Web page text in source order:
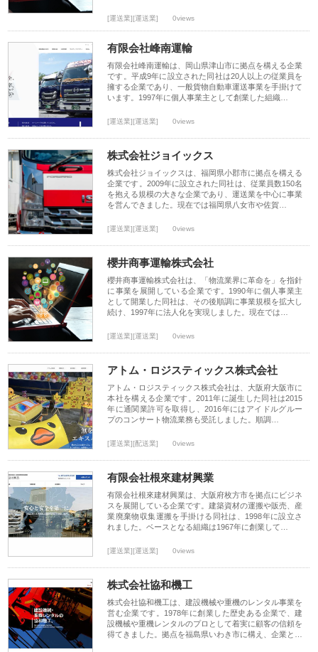
[運送業][運送業] 0views
有限会社峰南運輸
有限会社峰南運輸は、岡山県津山市に拠点を構える企業
です。平成9年に設立された同社は20人以上の従業員を
擁する企業であり、一般貨物自動車運送事業を手掛けて
います。1997年に個人事業主として創業した組織…
[運送業][運送業] 0views
株式会社ジョイックス
株式会社ジョイックスは、福岡県小郡市に拠点を構える
企業です。2009年に設立された同社は、従業員数150名
を抱える規模の大きな企業であり、運送業を中心に事業
を営んできました。現在では福岡県八女市や佐賀…
[運送業][運送業] 0views
櫻井商事運輸株式会社
櫻井商事運輸株式会社は、「物流業界に革命を」を指針
に事業を展開している企業です。1990年に個人事業主
として開業した同社は、その後順調に事業規模を拡大し
続け、1997年に法人化を実現しました。現在では…
[運送業][運送業] 0views
アトム・ロジスティックス株式会社
アトム・ロジスティックス株式会社は、大阪府大阪市に
本社を構える企業です。2011年に誕生した同社は2015
年に通関業許可を取得し、2016年にはアイドルグルー
プのコンサート物流業務も受託しました。順調…
[運送業][配送業] 0views
有限会社根來建材興業
有限会社根來建材興業は、大阪府枚方市を拠点にビジネ
スを展開している企業です。建築資材の運搬や販売、産
業廃棄物収集運搬を手掛ける同社は、1998年に設立さ
れました。ベースとなる組織は1967年に創業して…
[運送業][運送業] 0views
株式会社協和機工
株式会社協和機工は、建設機械や重機のレンタル事業を
営む企業です。1978年に創業した歴史ある企業で、建
設機械や重機レンタルのプロとして着実に顧客の信頼を
得てきました。拠点を福島県いわき市に構え、企業と…